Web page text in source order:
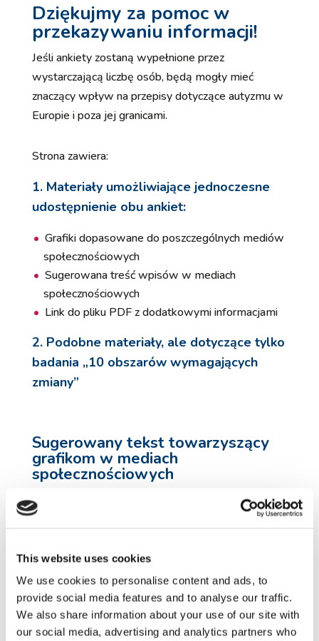
This website uses cookies
We use cookies to personalise content and ads, to
provide social media features and to analyse our traffic.
We also share information about your use of our site with
our social media, advertising and analytics partners who
Dziękujmy za pomoc w
przekazywaniu informacji!
Jeśli ankiety zostaną wypełnione przez
wystarczającą liczbę osób, będą mogły mieć
znaczący wpływ na przepisy dotyczące autyzmu w
Europie i poza jej granicami.
Strona zawiera:
1. Materiały umożliwiające jednoczesne
udostępnienie obu ankiet:
Grafiki dopasowane do poszczególnych mediów
społecznościowych
Sugerowana treść wpisów w mediach
społecznościowych
Link do pliku PDF z dodatkowymi informacjami
2. Podobne materiały, ale dotyczące tylko
badania „10 obszarów wymagających
zmiany”
Sugerowany tekst towarzyszący
grafikom w mediach
społecznościowych
Udostępniajcie! Potrzebujemy dotrzeć do jak
największej liczby osób w spektrum autyzmu, do
autyzmu. To badanie pozwoli określić, jakie kwestie
są najważniejsze dla osób w spektrum. Na jakich
zmianach Ci zależy? Zabierz głos! #autismresearch
#autistic #autism rebrand.ly/autismsurveysPO